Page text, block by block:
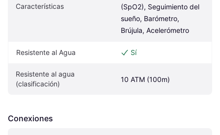
Características
(SpO2), Seguimiento del
sueño, Barómetro,
Brújula, Acelerómetro
Resistente al Agua Sí
Resistente al agua
(clasificación)
10 ATM (100m)
Conexiones